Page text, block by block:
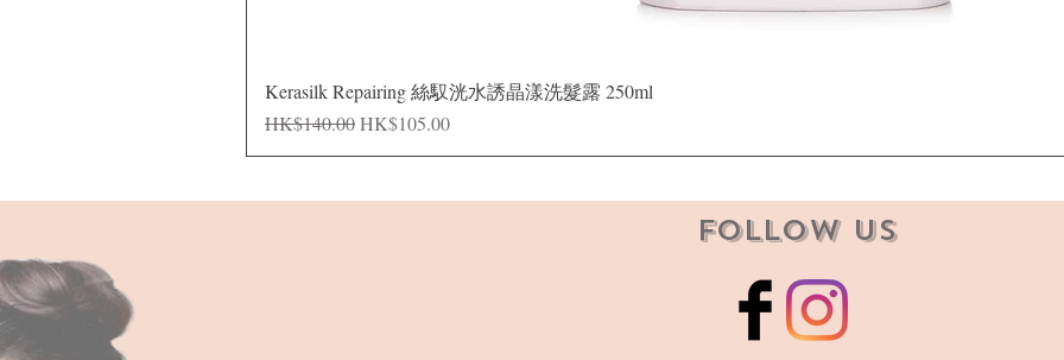
Kerasilk Repairing 絲馭洸水誘晶漾洗髮露 250ml
一般價格
HK$140.00促銷價格
HK$105.00
Follow Us